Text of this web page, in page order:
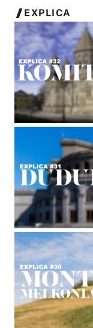
EXPLICA